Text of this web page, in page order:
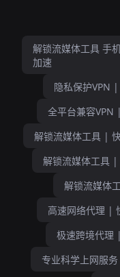
解锁流媒体工具 手
加速
隐私保护VPN
全平台兼容
解锁流媒体工具 |
解锁流媒体工具
解锁流媒体
高速网络代理 |
极速跨境代
专业科学上网服